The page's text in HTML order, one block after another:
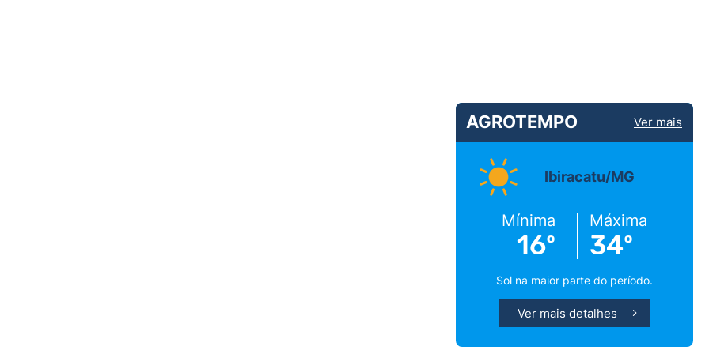
AGROTEMPO Ver mais
Ibiracatu/MG
Mínima
16º
Máxima
34º
Sol na maior parte do período.
Ver mais detalhes